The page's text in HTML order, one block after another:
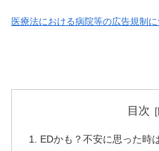
医療法における病院等の広告規制
目次
EDかも？不安に思った時